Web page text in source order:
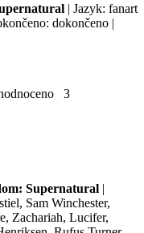
| Jazyk: fanart
dokončeno |
3
Supernatural |
Sam Winchester,
Zachariah, Lucifer,